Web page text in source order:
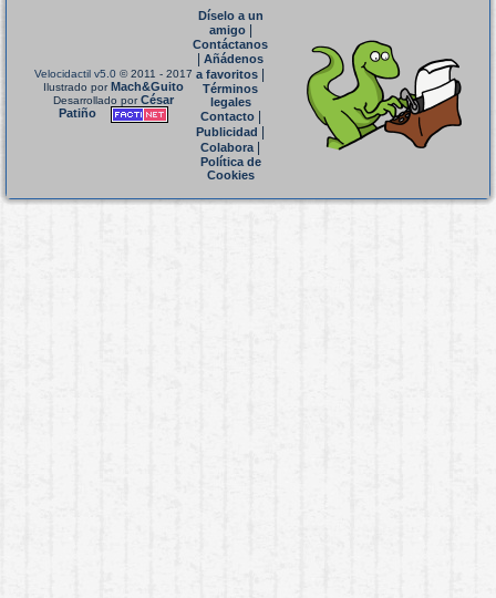
Velocidactil v5.0 © 2011 - 2017
Ilustrado porMach&Guito
Desarrollado porCésar
Patiño
Díselo a un
amigo|
Contáctanos
Añádenos
a favoritos
Términos
legales
Contacto|
Publicidad
Colabora|
Política de
Cookies